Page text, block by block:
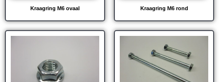
Kraagring M6 ovaal Kraagring M6 rond